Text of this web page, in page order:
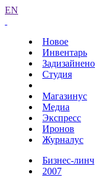
EN
Новое
Инвентарь
Задизайнено
Студия
Магазинус
Медиа
Экспресс
Иронов
Журналус
Бизнес-линч
2007